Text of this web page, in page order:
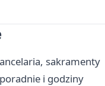
sakramenty
i godziny